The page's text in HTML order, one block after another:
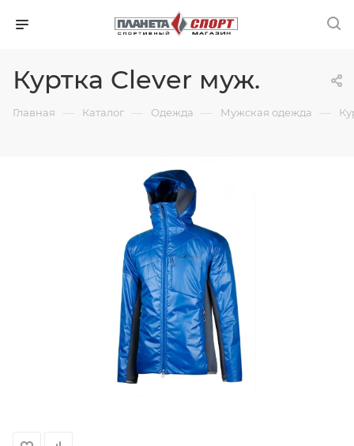
Куртка Clever муж.
Главная — Каталог — Одежда — Мужская одежда —